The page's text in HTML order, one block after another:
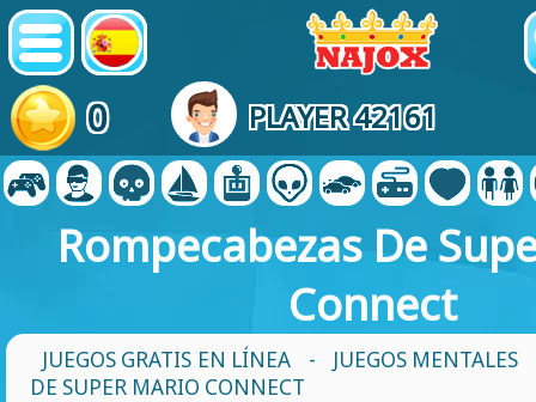
0 PLAYER 42161
Rompecabezas De
Connect
JUEGOS GRATIS EN LÍNEA - JUEGOS MENTALES
DE SUPER MARIO CONNECT